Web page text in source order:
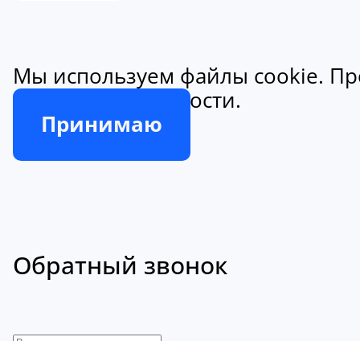
Мы используем файлы cookie.
конфиденциальности.
Принимаю
Обратный звонок